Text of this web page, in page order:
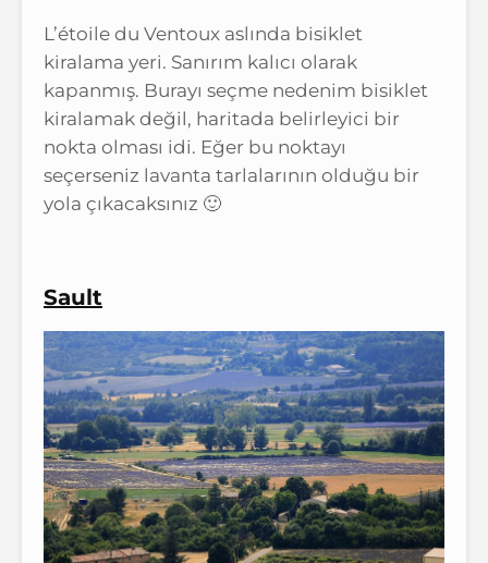
L’étoile du Ventoux aslında bisiklet
kiralama yeri. Sanırım kalıcı olarak
kapanmış. Burayı seçme nedenim bisiklet
kiralamak değil, haritada belirleyici bir
nokta olması idi. Eğer bu noktayı
seçerseniz lavanta tarlalarının olduğu bir
yola çıkacaksınız 🙂
Sault